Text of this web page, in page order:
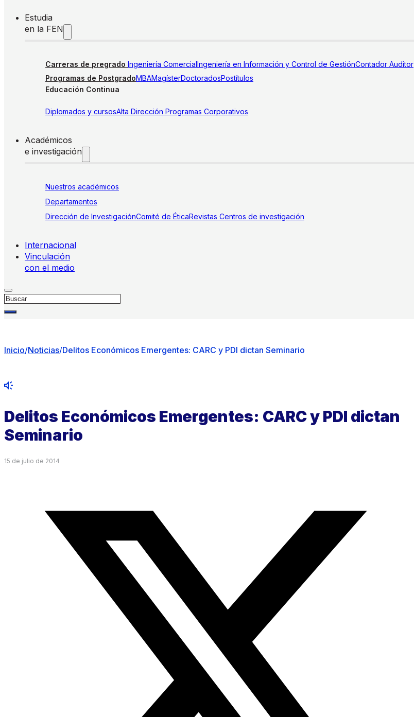
Estudia
en la FEN
Carreras de pregrado Ingeniería ComercialIngeniería en Información y Control de GestiónContador Auditor
Programas de PostgradoMBAMagísterDoctoradosPostítulos
Educación Continua
Diplomados y cursosAlta Dirección Programas Corporativos
Académicos
e investigación
Nuestros académicos
Departamentos
Dirección de InvestigaciónComité de ÉticaRevistas Centros de investigación
Internacional
Vinculación
con el medio
Buscar
Inicio/Noticias/Delitos Económicos Emergentes: CARC y PDI dictan Seminario
Delitos Económicos Emergentes: CARC y PDI dictan
Seminario
15 de julio de 2014